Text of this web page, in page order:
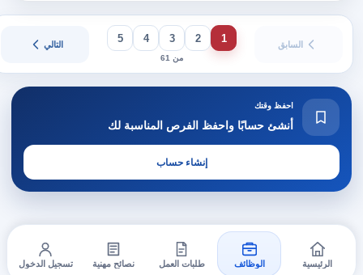
السابق 1
2
3
4
5
من 61
التالي
احفظ وقتك
أنشئ حسابًا واحفظ الفرص المناسبة لك
إنشاء حساب
الرئيسية الوظائف طلبات العمل نصائح مهنية تسجيل الدخول